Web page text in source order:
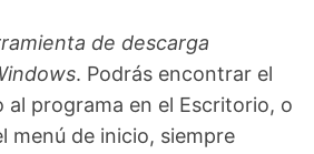
de descarga
. Podrás encontrar el
al programa en el Escritorio, o
menú de inicio, siempre